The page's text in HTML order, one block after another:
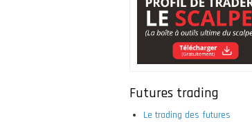
Futures trading
Le trading des futures